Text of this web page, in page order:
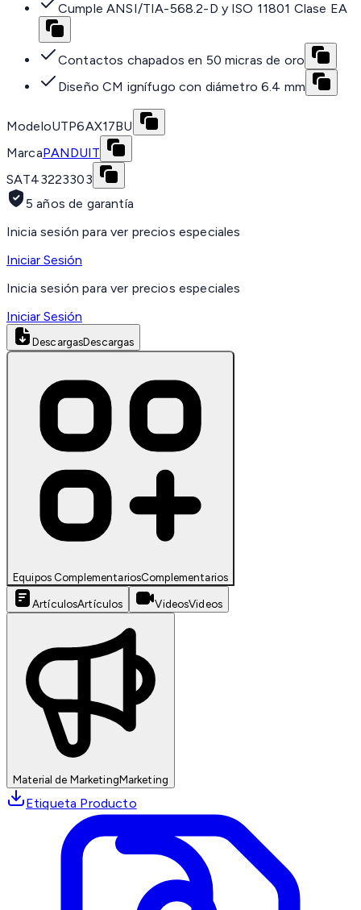
Cumple ANSI/TIA-568.2-D y ISO 11801 Clase EA
Contactos chapados en 50 micras de oro
Diseño CM ignífugo con diámetro 6.4 mm
ModeloUTP6AX17BU
MarcaPANDUIT
SAT43223303
5 años de garantía
Inicia sesión para ver precios especiales
Iniciar Sesión
Inicia sesión para ver precios especiales
Iniciar Sesión
DescargasDescargas
Equipos ComplementariosComplementarios
ArtículosArtículos VideosVideos
Material de MarketingMarketing
Etiqueta Producto